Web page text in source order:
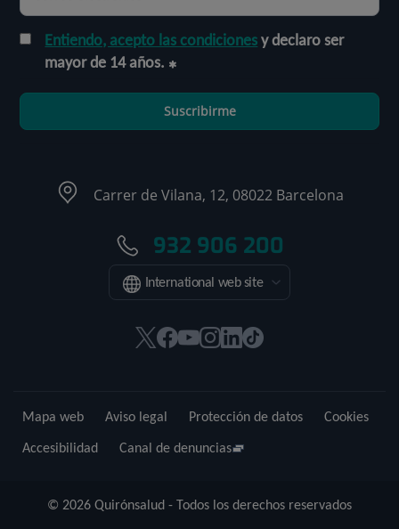
Entiendo, acepto las condicionesy declaro ser
mayor de 14 años.
Suscribirme
Carrer de Vilana, 12, 08022 Barcelona
932 906 200
International web site
Este
en
una
Este
en
una
Este
en
una
Este
en
una
Este
en
una
Enlace
externa.
© 2026 Quirónsalud - Todos los derechos reservados
Mapa web Aviso legal Protección de datos
Cookies
Accesibilidad
Canal de denuncias